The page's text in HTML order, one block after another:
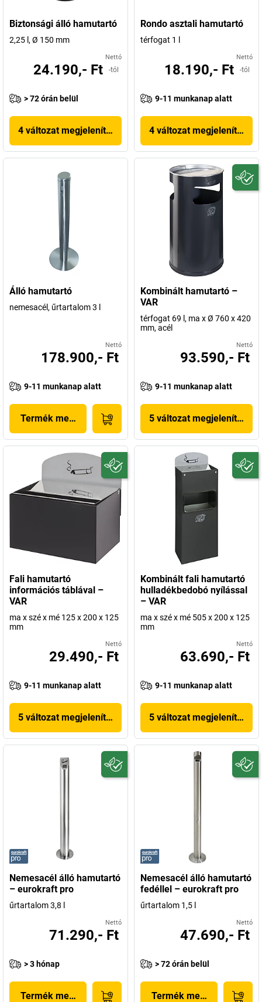
Biztonsági álló hamutartó
2,25 l, Ø 150 mm
Nettó
24.190,- Ft -tól
> 72 órán belül
4 változat megjelenítése
Rondo asztali hamutartó
térfogat 1 l
Nettó
18.190,- Ft -tól
9-11 munkanap alatt
4 változat megjelenítése
Álló hamutartó
nemesacél, űrtartalom 3 l
Nettó
178.900,- Ft
9-11 munkanap alatt
Termék megjelenítése
Kombinált hamutartó –
VAR
térfogat 69 l, ma x Ø 760 x 420
mm, acél
Nettó
93.590,- Ft
9-11 munkanap alatt
5 változat megjelenítése
Fali hamutartó
információs táblával –
VAR
ma x szé x mé 125 x 200 x 125
mm
Nettó
29.490,- Ft
9-11 munkanap alatt
5 változat megjelenítése
Kombinált fali hamutartó
hulladékbedobó nyílással
– VAR
ma x szé x mé 505 x 200 x 125
mm
Nettó
63.690,- Ft
9-11 munkanap alatt
5 változat megjelenítése
Nemesacél álló hamutartó
– eurokraft pro
űrtartalom 3,8 l
Nettó
71.290,- Ft
> 3 hónap
Termék megjelenítése
Nemesacél álló hamutartó
fedéllel – eurokraft pro
űrtartalom 1,5 l
Nettó
47.690,- Ft
> 72 órán belül
Termék megjelenítése